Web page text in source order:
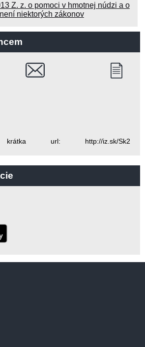
Z. z. o pomoci v hmotnej núdzi a o
niektorých zákonov
url: http://iz.sk/Sk2